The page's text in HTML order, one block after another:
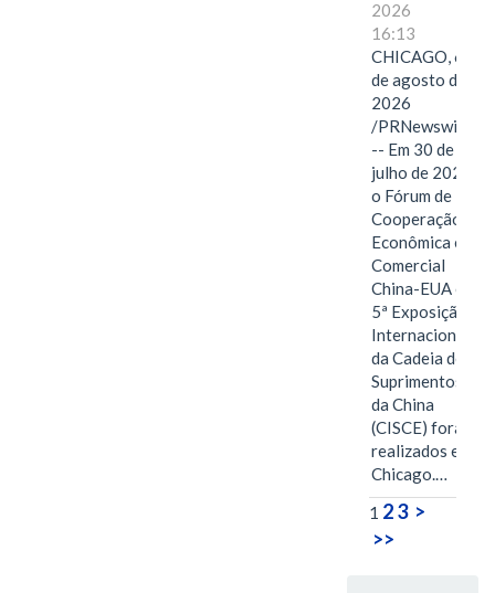
2026
16:13
CHICAGO, 6
de agosto de
2026
/PRNewswire/
-- Em 30 de
julho de 2026,
o Fórum de
Cooperação
Econômica e
Comercial
China-EUA e a
5ª Exposição
Internacional
da Cadeia de
Suprimentos
da China
(CISCE) foram
realizados em
Chicago.…
1 23 >
>>